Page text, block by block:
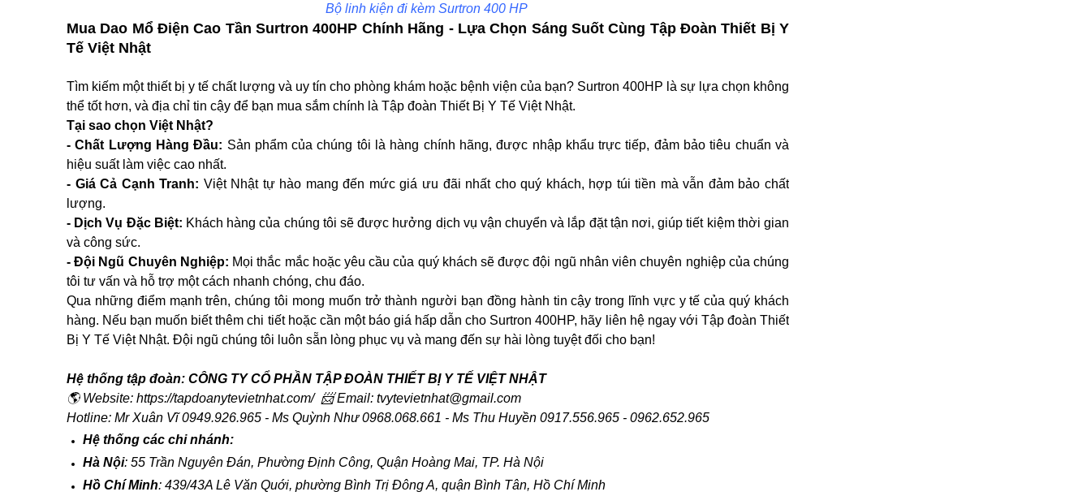
Bộ linh kiện đi kèm Surtron 400 HP
Mua Dao Mổ Điện Cao Tần Surtron 400HP Chính Hãng - Lựa Chọn Sáng Suốt Cùng Tập Đoàn Thiết Bị Y
Tế Việt Nhật
Tìm kiếm một thiết bị y tế chất lượng và uy tín cho phòng khám hoặc bệnh viện của bạn? Surtron 400HP là sự lựa chọn không
thể tốt hơn, và địa chỉ tin cậy để bạn mua sắm chính là Tập đoàn Thiết Bị Y Tế Việt Nhật.
Tại sao chọn Việt Nhật?
- Chất Lượng Hàng Đầu: Sản phẩm của chúng tôi là hàng chính hãng, được nhập khẩu trực tiếp, đảm bảo tiêu chuẩn và
hiệu suất làm việc cao nhất.
- Giá Cả Cạnh Tranh: Việt Nhật tự hào mang đến mức giá ưu đãi nhất cho quý khách, hợp túi tiền mà vẫn đảm bảo chất
lượng.
- Dịch Vụ Đặc Biệt: Khách hàng của chúng tôi sẽ được hưởng dịch vụ vận chuyển và lắp đặt tận nơi, giúp tiết kiệm thời gian
và công sức.
- Đội Ngũ Chuyên Nghiệp: Mọi thắc mắc hoặc yêu cầu của quý khách sẽ được đội ngũ nhân viên chuyên nghiệp của chúng
tôi tư vấn và hỗ trợ một cách nhanh chóng, chu đáo.
Qua những điểm mạnh trên, chúng tôi mong muốn trở thành người bạn đồng hành tin cậy trong lĩnh vực y tế của quý khách
hàng. Nếu bạn muốn biết thêm chi tiết hoặc cần một báo giá hấp dẫn cho Surtron 400HP, hãy liên hệ ngay với Tập đoàn Thiết
Bị Y Tế Việt Nhật. Đội ngũ chúng tôi luôn sẵn lòng phục vụ và mang đến sự hài lòng tuyệt đối cho bạn!
Hệ thống tập đoàn: CÔNG TY CỔ PHẦN TẬP ĐOÀN THIẾT BỊ Y TẾ VIỆT NHẬT
🌎 Website: https://tapdoanytevietnhat.com/ 📨 Email: tvytevietnhat@gmail.com
Hotline: Mr Xuân Vĩ 0949.926.965 - Ms Quỳnh Như 0968.068.661 - Ms Thu Huyền 0917.556.965 - 0962.652.965
Hệ thống các chi nhánh:
Hà Nội: 55 Trần Nguyên Đán, Phường Định Công, Quận Hoàng Mai, TP. Hà Nội
Hồ Chí Minh: 439/43A Lê Văn Quới, phường Bình Trị Đông A, quận Bình Tân, Hồ Chí Minh